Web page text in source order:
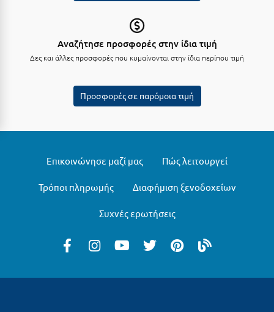
Λίμνη Πλαστήρα
Λουτρά Υπάτης
Λουτράκι
Αναζήτησε προσφορές στην ίδια τιμή
Δες και άλλες προσφορές που κυμαίνονται στην ίδια περίπου τιμή
Προσφορές σε παρόμοια τιμή
Επικοινώνησε μαζί μας Πώς λειτουργεί
Τρόποι πληρωμής Διαφήμιση ξενοδοχείων
Συχνές ερωτήσεις